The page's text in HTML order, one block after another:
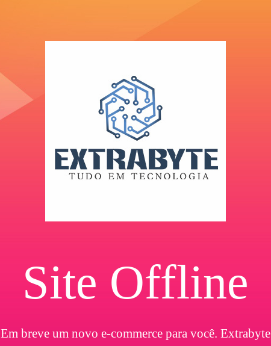
Site Offline
Em breve um novo e-commerce para você. Extrabyte